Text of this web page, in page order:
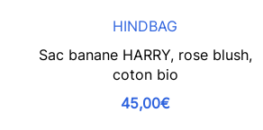
HINDBAG
Sac banane HARRY, rose blush,
coton bio
45,00€